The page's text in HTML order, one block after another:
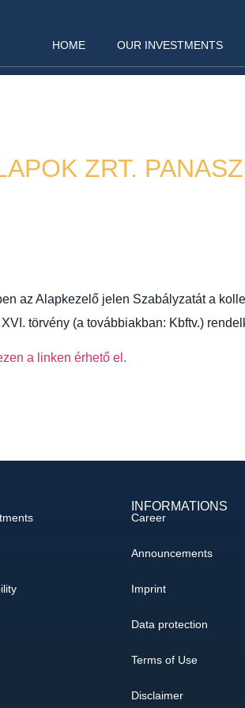
HOME OUR INVESTMENTS
ZRT.
az Alapkezelő jelen Szabályzatát a
törvény (a továbbiakban: Kbftv.)
a linken érhető el.
INFORMATIONS
Career
Announcements
Imprint
Data protection
Terms of Use
Disclaimer